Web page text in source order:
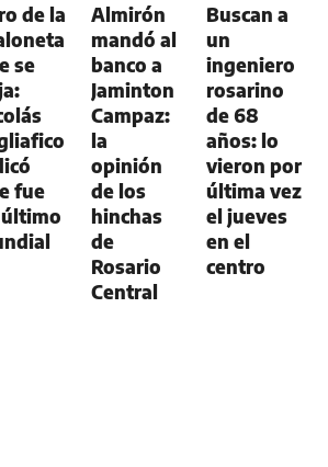
de la
se
fue
Almirón
mandó al
banco a
Jaminton
Campaz:
la
opinión
de los
hinchas
de
Rosario
Central
Buscan a
un
ingeniero
rosarino
de 68
años: lo
vieron por
última vez
el jueves
en el
centro